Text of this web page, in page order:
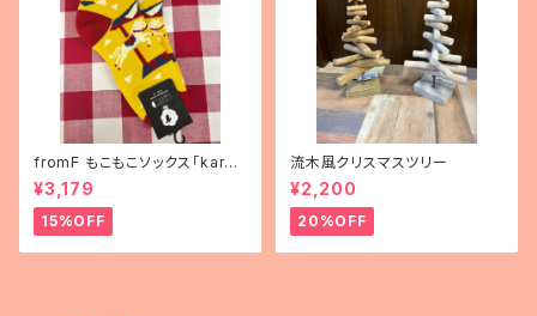
fromF もこもこソックス「karus
elli（メリーゴーランド）」
¥3,179
15%OFF
流木風クリスマスツリー
¥2,200
20%OFF